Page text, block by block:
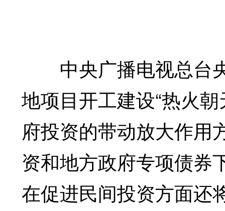
中央广播电视总台
地项目开工建设“热火
府投资的带动放大作用
资和地方政府专项债券
在促进民间投资方面还